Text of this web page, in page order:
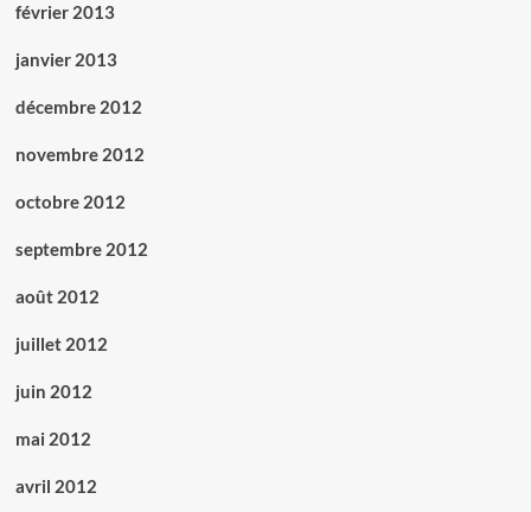
février 2013
janvier 2013
décembre 2012
novembre 2012
octobre 2012
septembre 2012
août 2012
juillet 2012
juin 2012
mai 2012
avril 2012